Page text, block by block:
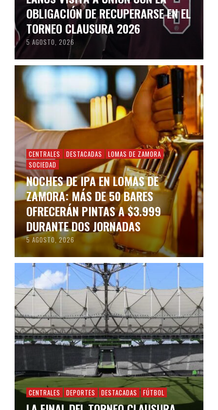
OBLIGACIÓN DE RECUPERARSE EN EL
TORNEO CLAUSURA 2026
5 AGOSTO, 2026
CENTRALES DESTACADAS
LOMAS DE ZAMORA
SOCIEDAD
NOCHES DE IPA EN LOMAS DE
ZAMORA: MÁS DE 50 BARES
OFRECERÁN PINTAS A $3.999
DURANTE DOS JORNADAS
5 AGOSTO, 2026
CENTRALES DEPORTES DESTACADAS FÚTBOL